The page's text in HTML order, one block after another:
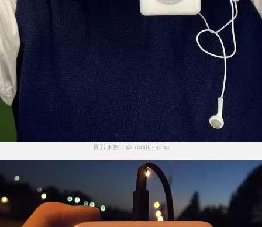
圖片來自：@ReddCinema